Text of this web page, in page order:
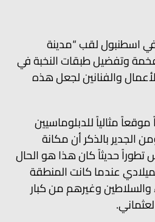
اسطنبول لقب “مدينة
الفخمة وتفضيل طبقات النخبة في
والفنانين لجعل هذه
مثالياً للدبلوماسيين
الجدير بالذكر أن مكانة
تطوراً حديثاً كان هذا هو الحال
عندما كانت المنطقة
والسلاطين وغيرهم من كبار